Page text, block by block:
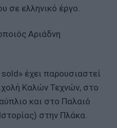
σε ελληνικό έργο.
Αριάδνη
έχει παρουσιαστεί
Καλών Τεχνών, στο
και στο Παλαιό
στην Πλάκα.